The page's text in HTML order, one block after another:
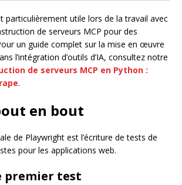
particulièrement utile lors de la travail avec
de serveurs MCP pour des
un guide complet sur la mise en œuvre
l’intégration d’outils d’IA, consultez notre
de serveurs MCP en Python :
.
en bout
de Playwright est l’écriture de tests de
pour les applications web.
premier test